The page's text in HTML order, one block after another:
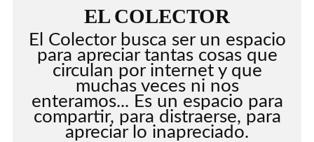
EL COLECTOR
El Colector busca ser un espacio
para apreciar tantas cosas que
circulan por internet y que
muchas veces ni nos
enteramos... Es un espacio para
compartir, para distraerse, para
apreciar lo inapreciado.